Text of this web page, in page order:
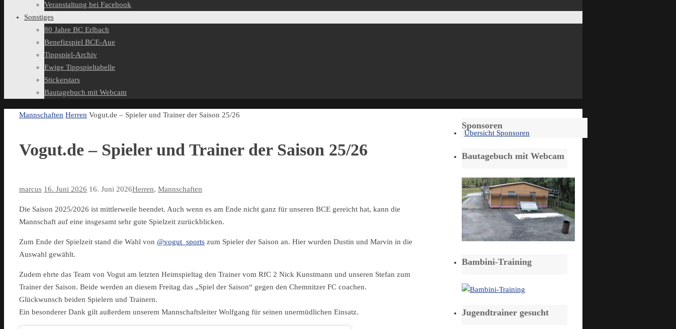
Veranstaltung bei Facebook
Sonstiges
80 Jahre BC Erlbach
Benefizspiel BCE-Aue
Tippspiel-Archiv
Ewige Tippspieltabelle
Stickerstars
Bautagebuch mit Webcam
Start
Mannschaften Herren Vogut.de – Spieler und Trainer der Saison 25/26
Vogut.de – Spieler und Trainer der Saison 25/26
marcus 16. Juni 2026 16. Juni 2026Herren, Mannschaften
Die Saison 2025/2026 ist mittlerweile beendet. Auch wenn es am Ende nicht ganz für unseren BCE gereicht hat, kann die
Mannschaft auf eine insgesamt sehr gute Spielzeit zurückblicken.
Zum Ende der Spielzeit stand die Wahl von @vogut_sports zum Spieler der Saison an. Hier wurden Dustin und Marvin in die
Auswahl gewählt.
Zudem ehrte das Team von Vogut am letzten Heimspieltag den Trainer vom RfC 2 Nick Kunstmann und unseren Stefan zum
Trainer der Saison. Beide werden an diesem Freitag das „Spiel der Saison“ gegen den Chemnitzer FC coachen.
Glückwunsch beiden Spielern und Trainern.
Ein besonderer Dank gilt außerdem unserem Mannschaftsleiter Wolfgang für seinen unermüdlichen Einsatz.
Sponsoren
Übersicht Sponsoren
Bautagebuch mit Webcam
Bambini-Training
Jugendtrainer gesucht